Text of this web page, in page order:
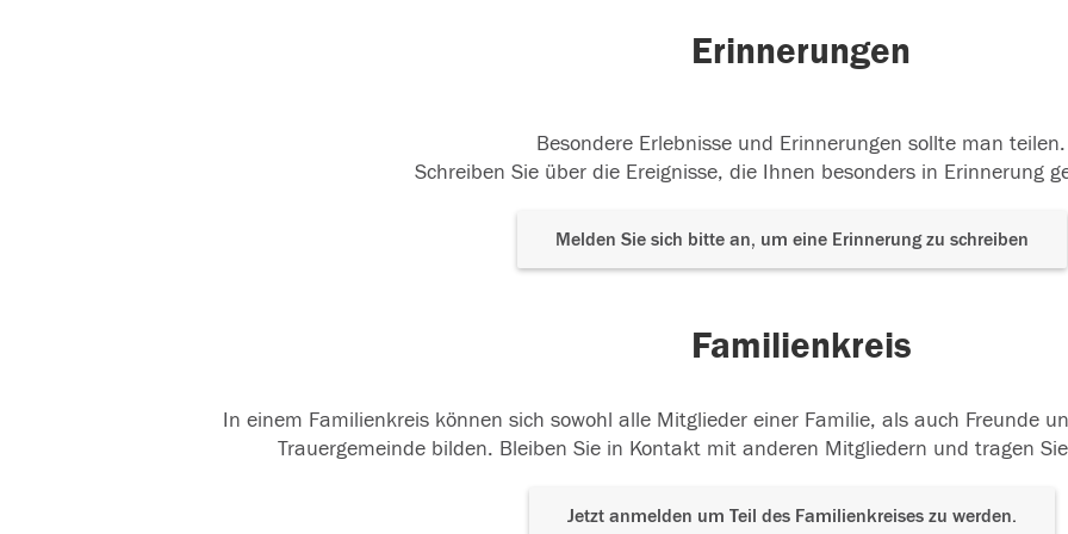
Erinnerungen
Besondere Erlebnisse und Erinnerungen sollte man teilen.
Schreiben Sie über die Ereignisse, die Ihnen besonders in Erinnerung
Melden Sie sich bitte an, um eine Erinnerung zu schreiben
Familienkreis
In einem Familienkreis können sich sowohl alle Mitglieder einer Familie, als auch Freunde
Trauergemeinde bilden. Bleiben Sie in Kontakt mit anderen Mitgliedern und tragen
Jetzt anmelden um Teil des Familienkreises zu werden.